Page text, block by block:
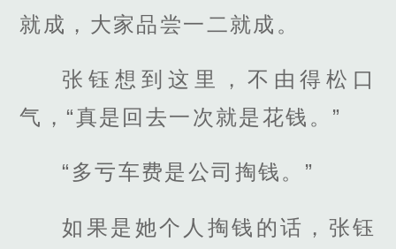
就成，大家品尝一二就成。
张钰想到这里，不由得松口
气，“真是回去一次就是花钱。”
“多亏车费是公司掏钱。”
如果是她个人掏钱的话，张钰